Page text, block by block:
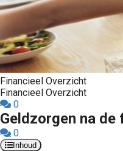
Financieel Overzicht
Financieel Overzicht
0
Geldzorgen na de
0
Inhoud